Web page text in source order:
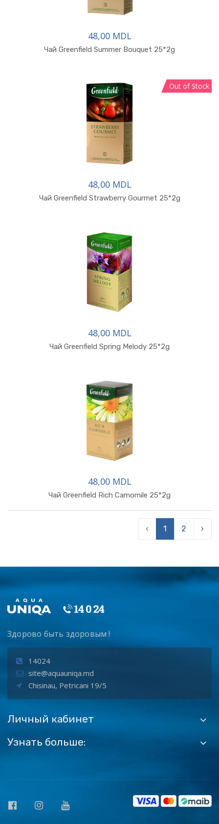
48,00 MDL
Чай Greenfield Summer Bouquet 25*2g
Out of Stock
48,00 MDL
Чай Greenfield Strawberry Gourmet 25*2g
48,00 MDL
Чай Greenfield Spring Melody 25*2g
48,00 MDL
Чай Greenfield Rich Camomile 25*2g
‹ 1 2 ›
Здорово быть здоровым !
14024
site@aquauniqa.md
Chisinau, Petricani 19/5
Личный кабинет
Узнать больше: